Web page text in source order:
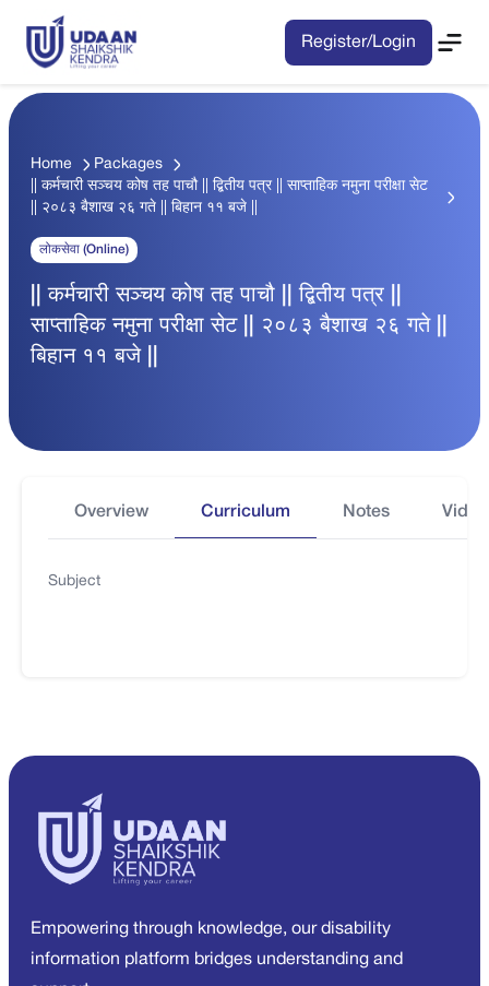
Register/Login
Home
Packages
|| कर्मचारी सञ्चय कोष तह पाचौ || द्बितीय पत्र || साप्ताहिक नमुना परीक्षा सेट
|| २०८३ बैशाख २६ गते || बिहान ११ बजे ||
लोकसेवा (Online)
|| कर्मचारी सञ्चय कोष तह पाचौ || द्बितीय पत्र ||
साप्ताहिक नमुना परीक्षा सेट || २०८३ बैशाख २६ गते ||
बिहान ११ बजे ||
Overview Curriculum Notes
Subject
Empowering through knowledge, our disability
information platform bridges understanding and